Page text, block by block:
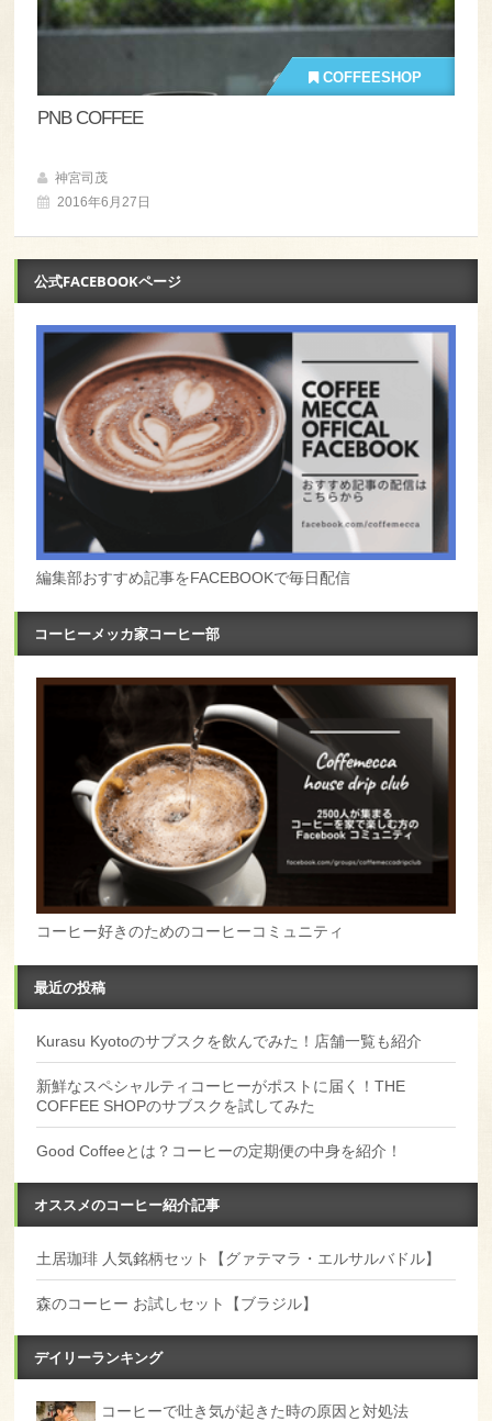
COFFEESHOP
PNB COFFEE
神宮司茂
2016年6月27日
公式FACEBOOKページ
編集部おすすめ記事をFACEBOOKで毎日配信
コーヒーメッカ家コーヒー部
コーヒー好きのためのコーヒーコミュニティ
最近の投稿
Kurasu Kyotoのサブスクを飲んでみた！店舗一覧も紹介
新鮮なスペシャルティコーヒーがポストに届く！THE
COFFEE SHOPのサブスクを試してみた
Good Coffeeとは？コーヒーの定期便の中身を紹介！
オススメのコーヒー紹介記事
土居珈琲 人気銘柄セット【グァテマラ・エルサルバドル】
森のコーヒー お試しセット【ブラジル】
デイリーランキング
コーヒーで吐き気が起きた時の原因と対処法